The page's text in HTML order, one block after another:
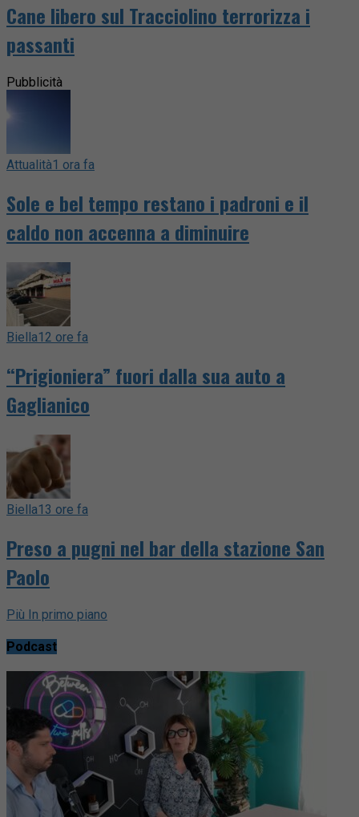
Cane libero sul Tracciolino terrorizza i
passanti
Pubblicità
Attualità1 ora fa
Sole e bel tempo restano i padroni e il
caldo non accenna a diminuire
Biella12 ore fa
“Prigioniera” fuori dalla sua auto a
Gaglianico
Biella13 ore fa
Preso a pugni nel bar della stazione San
Paolo
Più In primo piano
Podcast